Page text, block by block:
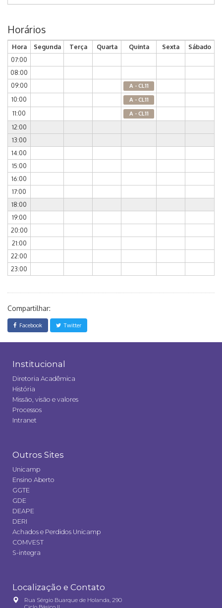
Horários
Hora Segunda Terça Quarta Quinta Sexta
Sábado
07:00
08:00
09:00
A - CL11
10:00 A - CL11
11:00 A - CL11
12:00
13:00
14:00
15:00
16:00
17:00
18:00
19:00
20:00
21:00
22:00
23:00
Compartilhar:
Facebook Twitter
Institucional
Diretoria Acadêmica
História
Missão, visão e valores
Processos
Intranet
Outros Sites
Unicamp
Ensino Aberto
GGTE
GDE
DEAPE
DERI
Achados e Perdidos Unicamp
COMVEST
S-integra
Localização e Contato
Rua Sérgio Buarque de Holanda, 290